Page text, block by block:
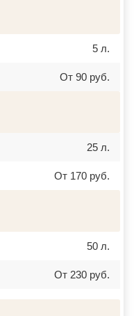
5 л.
От 90 руб.
25 л.
От 170 руб.
50 л.
От 230 руб.